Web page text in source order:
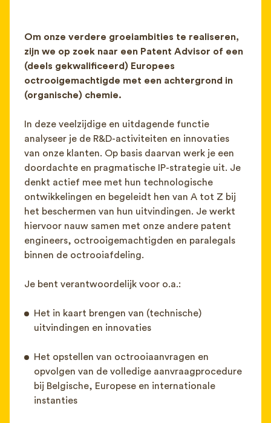
Contact
NL
FR EN
Client login
Om onze verdere groeiambities te realiseren,
zijn we op zoek naar een Patent Advisor of een
(deels gekwalificeerd) Europees
octrooigemachtigde met een achtergrond in
(organische) chemie.
In deze veelzijdige en uitdagende functie
analyseer je de R&D-activiteiten en innovaties
van onze klanten. Op basis daarvan werk je een
doordachte en pragmatische IP-strategie uit. Je
denkt actief mee met hun technologische
ontwikkelingen en begeleidt hen van A tot Z bij
het beschermen van hun uitvindingen. Je werkt
hiervoor nauw samen met onze andere patent
engineers, octrooigemachtigden en paralegals
binnen de octrooiafdeling.
Je bent verantwoordelijk voor o.a.:
Het in kaart brengen van (technische)
uitvindingen en innovaties
Het opstellen van octrooiaanvragen en
opvolgen van de volledige aanvraagprocedure
bij Belgische, Europese en internationale
instanties